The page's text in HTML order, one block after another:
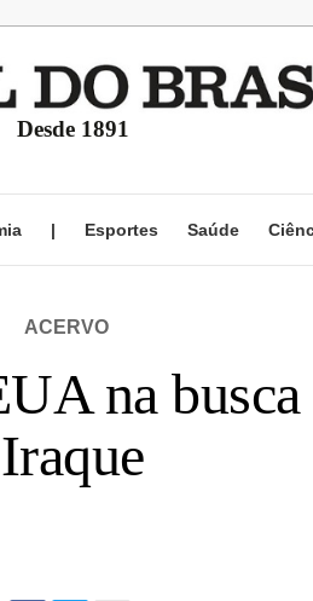
Desde 1891
| Esportes Saúde
ACERVO
na
Iraque